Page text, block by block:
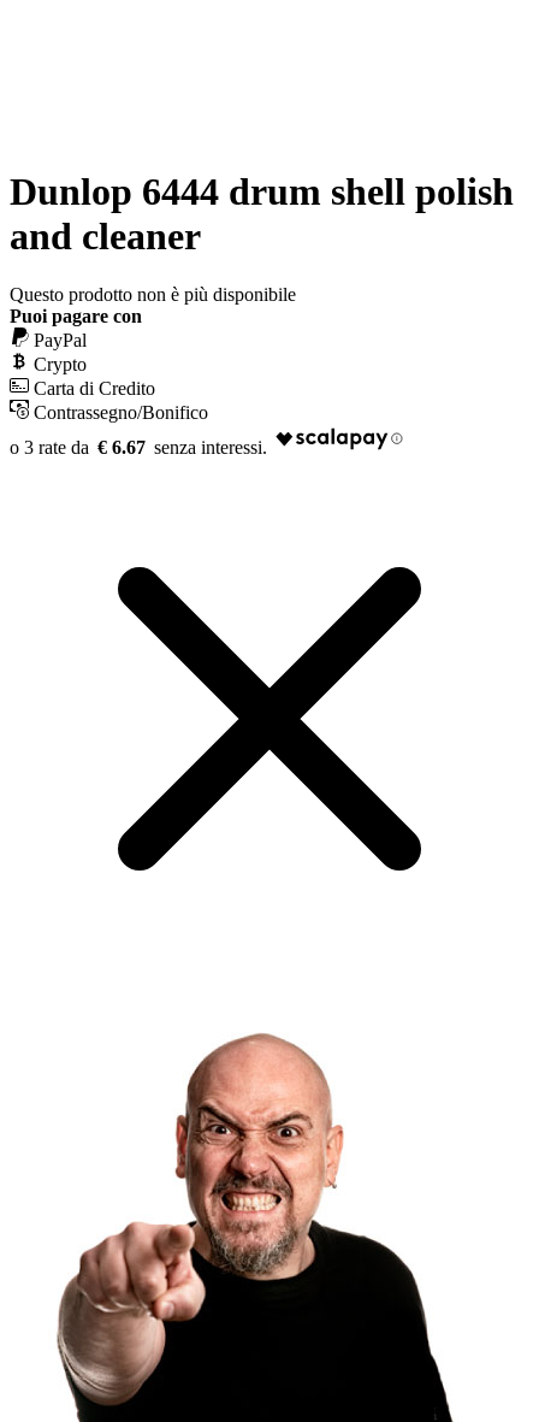
Dunlop 6444 drum shell polish
and cleaner
Questo prodotto non è più disponibile
Puoi pagare con
PayPal
Crypto
Carta di Credito
Contrassegno/Bonifico
€ 6.67